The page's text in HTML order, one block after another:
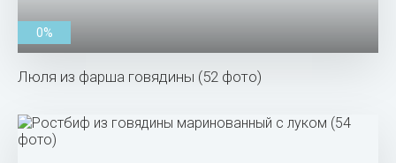
0%
Люля из фарша говядины (52 фото)